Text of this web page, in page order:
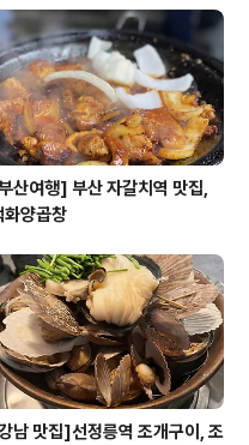
기좋고, 풍
언젠부턴가
면서 물놀
산여행] 부산 자갈치역 맛집,
화양곱창
남 맛집]선정릉역 조개구이, 조